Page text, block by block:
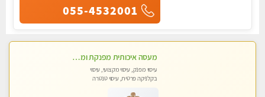
055-4532001
מעסה איכותית מפנקת ומקצועית מאוד - טל- 0544840029
עיסוי מפנק, עיסוי מקצועי, עיסוי
בקלניקה פרטית, עיסוי טנטרה